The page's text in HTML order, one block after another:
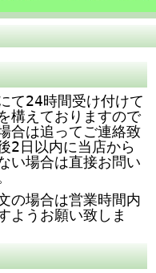
て24時間受け付けて
構えておりますので
合は追ってご連絡致
2日以内に当店から
い場合は直接お問い
の場合は営業時間内
ようお願い致しま